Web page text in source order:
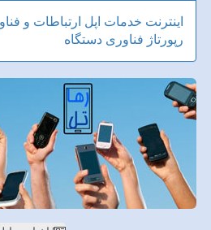
اینترنت خدمات اپل ارتباطات و
رپورتاژ فناوری دستگاه